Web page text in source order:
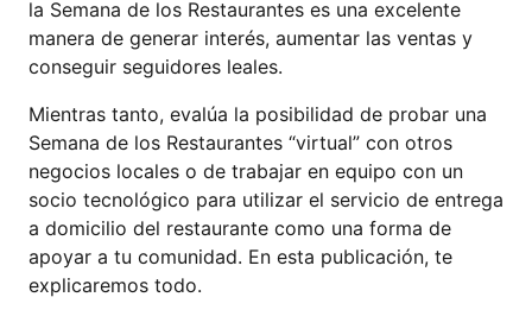
la Semana de los Restaurantes es una excelente
manera de generar interés, aumentar las ventas y
conseguir seguidores leales.
Mientras tanto, evalúa la posibilidad de probar una
Semana de los Restaurantes “virtual” con otros
negocios locales o de trabajar en equipo con un
socio tecnológico para utilizar el servicio de entrega
a domicilio del restaurante como una forma de
apoyar a tu comunidad. En esta publicación, te
explicaremos todo.